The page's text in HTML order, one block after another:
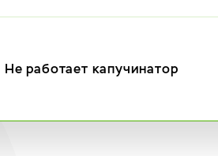
Не работает капучинатор